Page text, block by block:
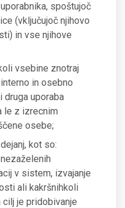
spoštujoč
(vključujoč njihovo
in vse njihove
vsebine znotraj
in osebno
druga uporaba
le z izrecnim
osebe;
kot so:
v sistem, izvajanje
ali kakršnihkoli
cilj je pridobivanje